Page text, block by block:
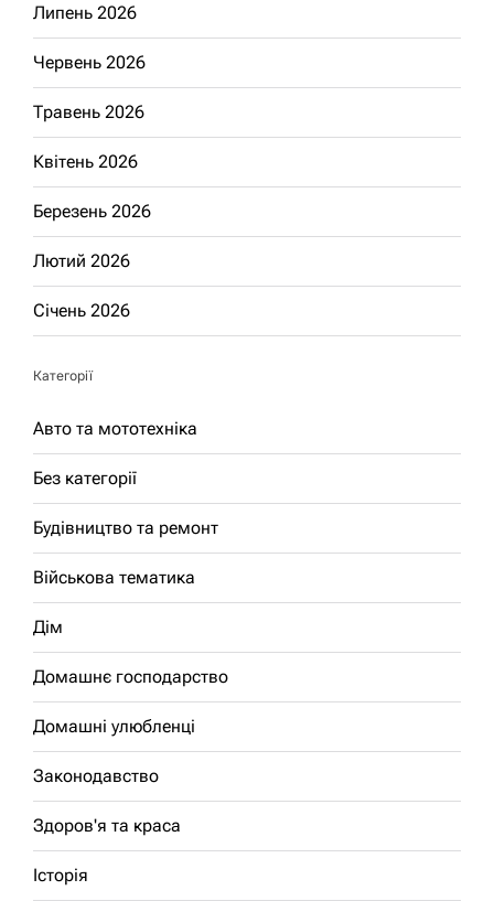
Липень 2026
Червень 2026
Травень 2026
Квітень 2026
Березень 2026
Лютий 2026
Січень 2026
Категорії
Авто та мототехніка
Без категорії
Будівництво та ремонт
Військова тематика
Дім
Домашнє господарство
Домашні улюбленці
Законодавство
Здоров'я та краса
Історія